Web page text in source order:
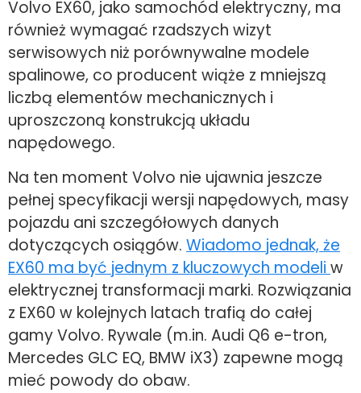
Volvo EX60, jako samochód elektryczny, ma
również wymagać rzadszych wizyt
serwisowych niż porównywalne modele
spalinowe, co producent wiąże z mniejszą
liczbą elementów mechanicznych i
uproszczoną konstrukcją układu
napędowego.
Na ten moment Volvo nie ujawnia jeszcze
pełnej specyfikacji wersji napędowych, masy
pojazdu ani szczegółowych danych
dotyczących osiągów. Wiadomo jednak, że
EX60 ma być jednym z kluczowych modeli w
elektrycznej transformacji marki. Rozwiązania
z EX60 w kolejnych latach trafią do całej
gamy Volvo. Rywale (m.in. Audi Q6 e-tron,
Mercedes GLC EQ, BMW iX3) zapewne mogą
mieć powody do obaw.